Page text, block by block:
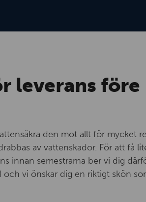
leverans före
den mot allt för mycket
av vattenskador. För att få
innan semestrarna ber vi dig
vi önskar dig en riktigt skön